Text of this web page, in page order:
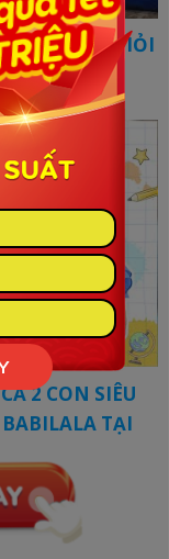
BÉ BON GIỎI
BABILALA
2 CON SIÊU
TẠI